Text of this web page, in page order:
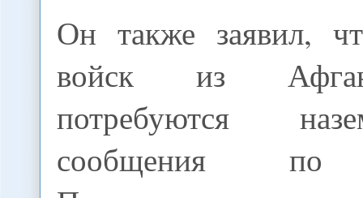
Он также заявил,
войск из
потребуются
сообщения по